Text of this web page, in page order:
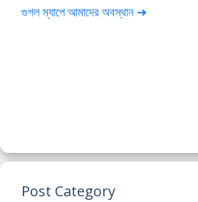
গুগল ম্যাপে আমাদের অবস্থান ➔
Post Category